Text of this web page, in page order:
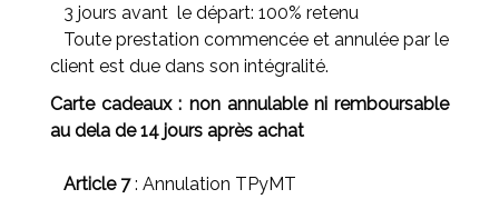
3 jours avant le départ: 100% retenu
Toute prestation commencée et annulée par le
client est due dans son intégralité.
Carte cadeaux : non annulable ni remboursable
au dela de 14 jours après achat
Article 7: Annulation TPyMT